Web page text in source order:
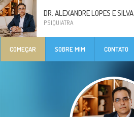
DR. ALEXANDRE LOPES E SILVA
PSIQUIATRA
COMEÇAR SOBRE MIM CONTATO